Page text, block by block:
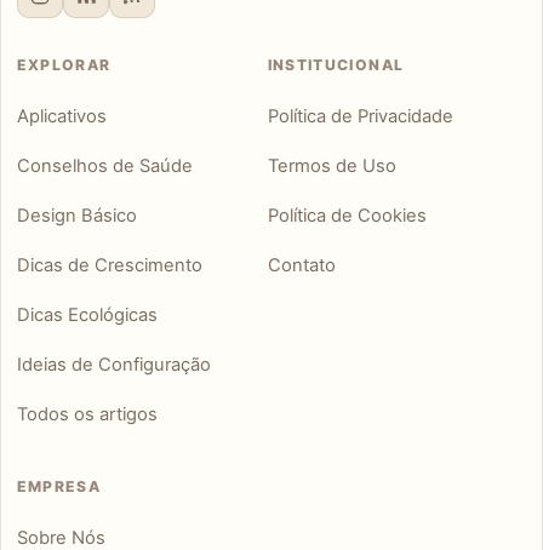
EXPLORAR
Aplicativos
Conselhos de Saúde
Design Básico
Dicas de Crescimento
Dicas Ecológicas
Ideias de Configuração
Todos os artigos
INSTITUCIONAL
Política de Privacidade
Termos de Uso
Política de Cookies
Contato
EMPRESA
Sobre Nós